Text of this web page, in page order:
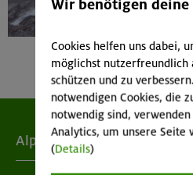
Alpenverein
Wir benötigen deine
Cookies helfen uns dabei,
möglichst nutzerfreundlich
schützen und zu
notwendigen Cookies, die
notwendig sind,
Analytics, um unsere
(Details)